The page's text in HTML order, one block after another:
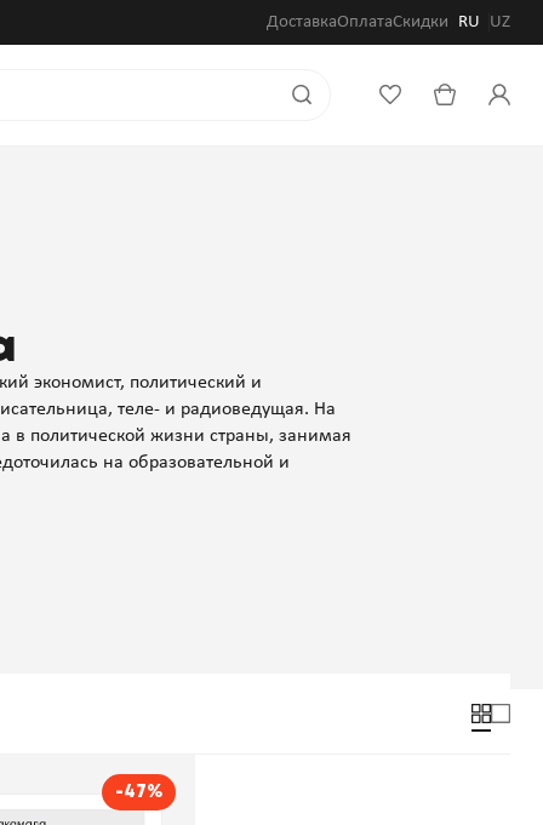
ДоставкаОплатаСкидки RU UZ
экономист, политический и
теле- и радиоведущая. На
в политической жизни страны, занимая
на образовательной и
-47%